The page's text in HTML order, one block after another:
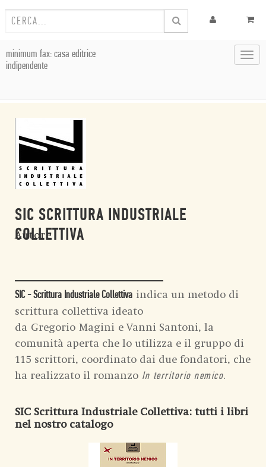
minimum fax: casa editrice
indipendente
SIC SCRITTURA INDUSTRIALE
COLLETTIVA
Autore
SIC - Scrittura Industriale Collettiva indica un metodo di
scrittura collettiva ideato
da Gregorio Magini e Vanni Santoni, la
comunità aperta che lo utilizza e il gruppo di
115 scrittori, coordinato dai due fondatori, che
ha realizzato il romanzo In territorio nemico.
SIC Scrittura Industriale Collettiva: tutti i libri
nel nostro catalogo